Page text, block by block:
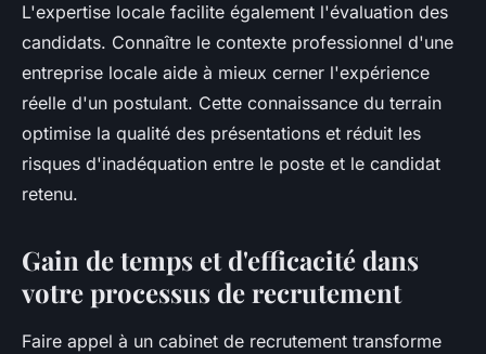
L'expertise locale facilite également l'évaluation des
candidats. Connaître le contexte professionnel d'une
entreprise locale aide à mieux cerner l'expérience
réelle d'un postulant. Cette connaissance du terrain
optimise la qualité des présentations et réduit les
risques d'inadéquation entre le poste et le candidat
retenu.
Gain de temps et d'efficacité dans
votre processus de recrutement
Faire appel à un cabinet de recrutement transforme